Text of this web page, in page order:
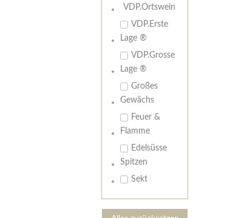
VDP.Ortswein
VDP.Erste
Lage ®
VDP.Grosse
Lage ®
Großes
Gewächs
Feuer &
Flamme
Edelsüsse
Spitzen
Sekt